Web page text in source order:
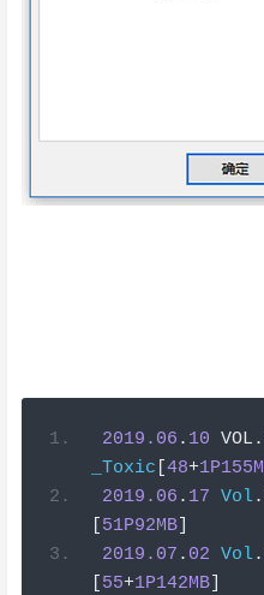
2019.06 . 10 VOL .
_Toxic 48+1P155M
2019.06 . 17 Vol.
51P92MB]
2019.07 . 02 Vol.
55+1P142MB]